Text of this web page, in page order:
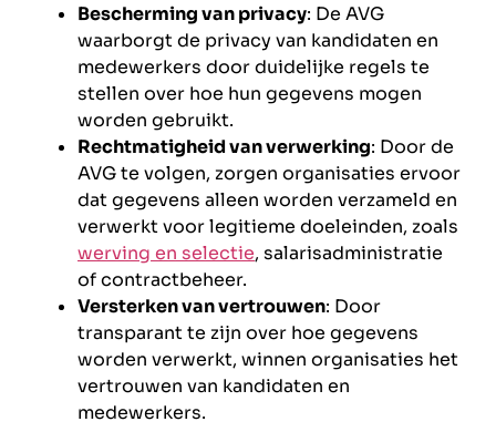
Bescherming van privacy: De AVG
waarborgt de privacy van kandidaten en
medewerkers door duidelijke regels te
stellen over hoe hun gegevens mogen
worden gebruikt.
Rechtmatigheid van verwerking: Door de
AVG te volgen, zorgen organisaties ervoor
dat gegevens alleen worden verzameld en
verwerkt voor legitieme doeleinden, zoals
werving en selectie, salarisadministratie
of contractbeheer.
Versterken van vertrouwen: Door
transparant te zijn over hoe gegevens
worden verwerkt, winnen organisaties het
vertrouwen van kandidaten en
medewerkers.